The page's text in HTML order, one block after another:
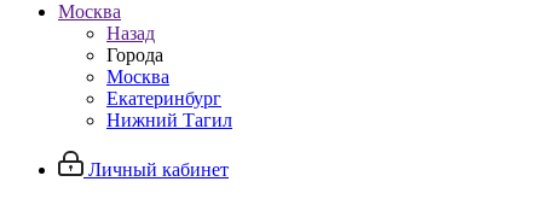
Москва
Назад
Города
Москва
Екатеринбург
Нижний Тагил
Личный кабинет